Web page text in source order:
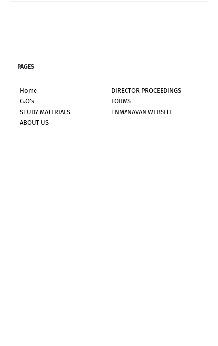
PAGES
Home
DIRECTOR PROCEEDINGS
G.O's
FORMS
STUDY MATERIALS
TNMANAVAN WEBSITE
ABOUT US